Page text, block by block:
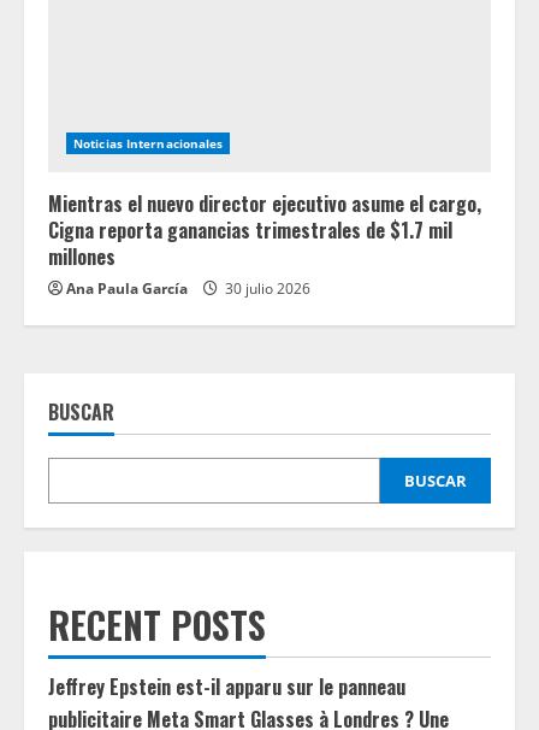
Noticias Internacionales
Mientras el nuevo director ejecutivo asume el cargo,
Cigna reporta ganancias trimestrales de $1.7 mil
millones
Ana Paula García 30 julio 2026
BUSCAR
BUSCAR
RECENT POSTS
Jeffrey Epstein est-il apparu sur le panneau
publicitaire Meta Smart Glasses à Londres ? Une